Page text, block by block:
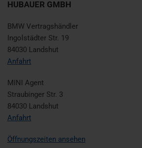
HUBAUER GMBH
BMW Vertragshändler
Ingolstädter Str. 19
84030 Landshut
Anfahrt
MINI Agent
Straubinger Str. 3
84030 Landshut
Anfahrt
Öffnungszeiten ansehen